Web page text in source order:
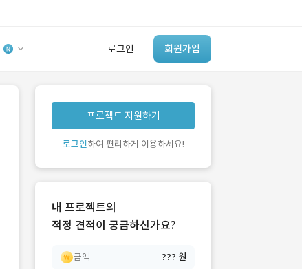
로그인 회원가입
유사사례 검색 AI
‘이런 거’ 만들어본
개발 회사 있어?
프로젝트 지원하기
로그인하여 편리하게 이용하세요!
내 프로젝트의
적정 견적이 궁금하신가요?
금액 ??? 원